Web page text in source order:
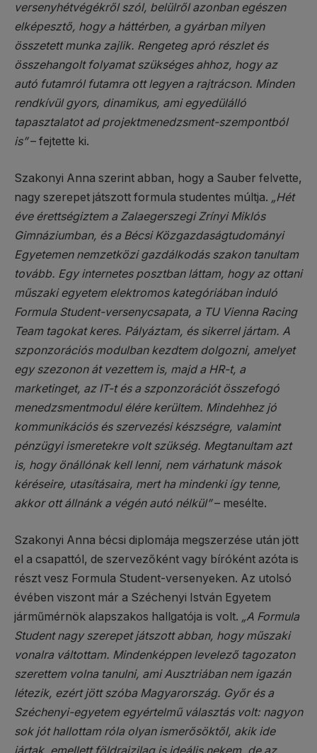
versenyhétvégékről szól, belülről azonban egészen
elképesztő, hogy a háttérben, a gyárban milyen
összetett munka zajlik. Rengeteg apró részlet és
összehangolt folyamat szükséges ahhoz, hogy az
autó futamról futamra ott legyen a rajtrácson. Minden
rendkívül gyors, dinamikus, ami egyedülálló
tapasztalatot ad projektmenedzsment-szempontból
is”– fejtette ki.
Szakonyi Anna szerint abban, hogy a Sauber felvette,
nagy szerepet játszott formula studentes múltja. „Hét
éve érettségiztem a Zalaegerszegi Zrínyi Miklós
Gimnáziumban, és a Bécsi Közgazdaságtudományi
Egyetemen nemzetközi gazdálkodás szakon tanultam
tovább. Egy internetes posztban láttam, hogy az ottani
műszaki egyetem elektromos kategóriában induló
Formula Student-versenycsapata, a TU Vienna Racing
Team tagokat keres. Pályáztam, és sikerrel jártam. A
szponzorációs modulban kezdtem dolgozni, amelyet
egy szezonon át vezettem is, majd a HR-t, a
marketinget, az IT-t és a szponzorációt összefogó
menedzsmentmodul élére kerültem. Mindehhez jó
kommunikációs és szervezési készségre, valamint
pénzügyi ismeretekre volt szükség. Megtanultam azt
is, hogy önállónak kell lenni, nem várhatunk mások
kéréseire, utasításaira, mert ha mindenki így tenne,
akkor ott állnánk a végén autó nélkül”– mesélte.
Szakonyi Anna bécsi diplomája megszerzése után jött
el a csapattól, de szervezőként vagy bíróként azóta is
részt vesz Formula Student-versenyeken. Az utolsó
évében viszont már a Széchenyi István Egyetem
járműmérnök alapszakos hallgatója is volt. „A Formula
Student nagy szerepet játszott abban, hogy műszaki
vonalra váltottam. Mindenképpen levelező tagozaton
szerettem volna tanulni, ami Ausztriában nem igazán
létezik, ezért jött szóba Magyarország. Győr és a
Széchenyi-egyetem egyértelmű választás volt: nagyon
sok jót hallottam róla olyan ismerősöktől, akik ide
jártak, emellett földrajzilag is ideális nekem, de az